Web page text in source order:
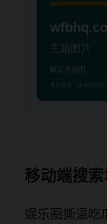
移动端搜索
娱乐圈撕逼吃